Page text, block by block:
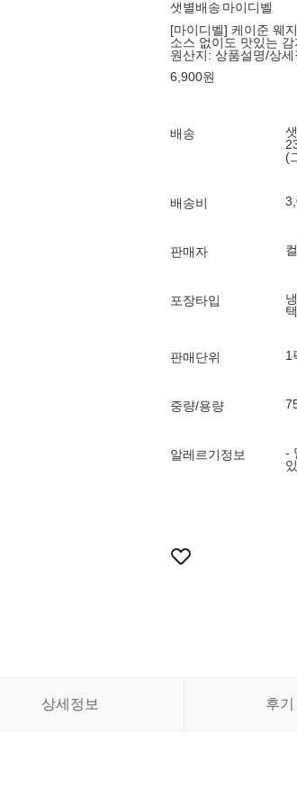
샛별배송 마이디벨
[마이디벨] 케이준 웨
소스 없이도 맛있는 감
원산지: 상품설명/상
6,900원
배송
(
배송비
판매자
포장타입
판매단위 1
중량/용량
알레르기정보
-
상세정보 후기